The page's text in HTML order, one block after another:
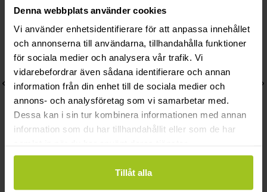
Denna webbplats använder cookies
Vi använder enhetsidentifierare för att anpassa innehållet
och annonserna till användarna, tillhandahålla funktioner
för sociala medier och analysera vår trafik. Vi
vidarebefordrar även sådana identifierare och annan
information från din enhet till de sociala medier och
annons- och analysföretag som vi samarbetar med.
Dessa kan i sin tur kombinera informationen med annan
information som du har tillhandahållit eller som de har
Tillåt alla